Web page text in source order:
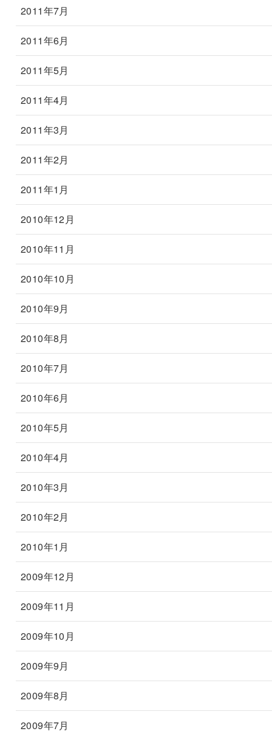
2011年7月
2011年6月
2011年5月
2011年4月
2011年3月
2011年2月
2011年1月
2010年12月
2010年11月
2010年10月
2010年9月
2010年8月
2010年7月
2010年6月
2010年5月
2010年4月
2010年3月
2010年2月
2010年1月
2009年12月
2009年11月
2009年10月
2009年9月
2009年8月
2009年7月